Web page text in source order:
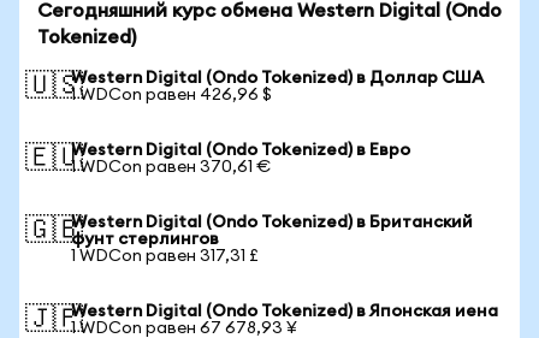
Сегодняшний курс обмена Western Digital (Ondo
Tokenized)
🇺🇸Western Digital (Ondo Tokenized) в Доллар США
1 WDCon равен 426,96 $
🇪🇺Western Digital (Ondo Tokenized) в Евро
1 WDCon равен 370,61 €
🇬🇧Western Digital (Ondo Tokenized) в Британский
фунт стерлингов
1 WDCon равен 317,31 £
🇯🇵Western Digital (Ondo Tokenized) в Японская иена
1 WDCon равен 67 678,93 ¥